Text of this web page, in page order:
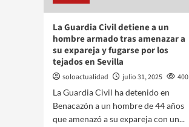
La Guardia Civil detiene a un
hombre armado tras amenazar a
su expareja y fugarse por los
tejados en Sevilla
soloactualidad julio 31, 2025
400
La Guardia Civil ha detenido en
Benacazón a un hombre de 44 años
que amenazó a su expareja con un...